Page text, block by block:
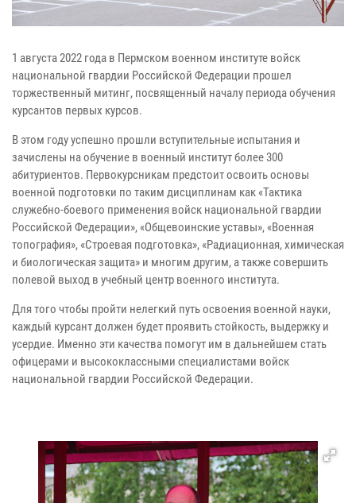
1 августа 2022 года в Пермском военном институте войск
национальной гвардии Российской Федерации прошел
торжественный митинг, посвященный началу периода обучения
курсантов первых курсов.
В этом году успешно прошли вступительные испытания и
зачислены на обучение в военный институт более 300
абитуриентов. Первокурсникам предстоит освоить основы
военной подготовки по таким дисциплинам как «Тактика
служебно-боевого применения войск национальной гвардии
Российской Федерации», «Общевоинские уставы», «Военная
топография», «Строевая подготовка», «Радиационная, химическая
и биологическая защита» и многим другим, а также совершить
полевой выход в учебный центр военного института.
Для того чтобы пройти нелегкий путь освоения военной науки,
каждый курсант должен будет проявить стойкость, выдержку и
усердие. Именно эти качества помогут им в дальнейшем стать
офицерами и высококлассными специалистами войск
национальной гвардии Российской Федерации.